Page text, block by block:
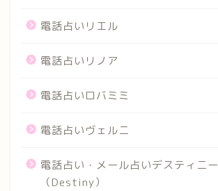
電話占いリエル
電話占いリノア
電話占いロバミミ
電話占いヴェルニ
電話占い・メール占いデスティニー
（Destiny）